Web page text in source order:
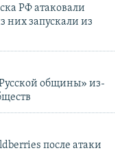
РФ атаковали
них запускали из
общины» из-
после атаки